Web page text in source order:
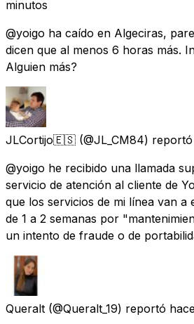
minutos
@yoigo ha caído en Algeciras,
dicen que al menos 6 horas más.
Alguien más?
JLCortijo🇪🇸 (@JL_CM84) reportó
@yoigo he recibido una llamada
servicio de atención al cliente de
que los servicios de mi línea van a
de 1 a 2 semanas por
un intento de fraude o de
Queralt (@Queralt_19) reportó